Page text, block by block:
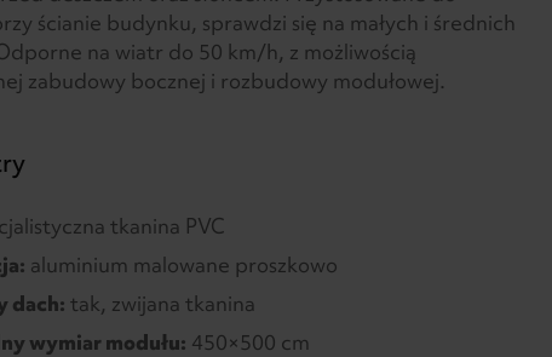
ścianie budynku, sprawdzi się na małych i średnich
na wiatr do 50 km/h, z możliwością
zabudowy bocznej i rozbudowy modułowej.
tkanina PVC
aluminium malowane proszkowo
dach: tak, zwijana tkanina
wymiar modułu: 450×500 cm